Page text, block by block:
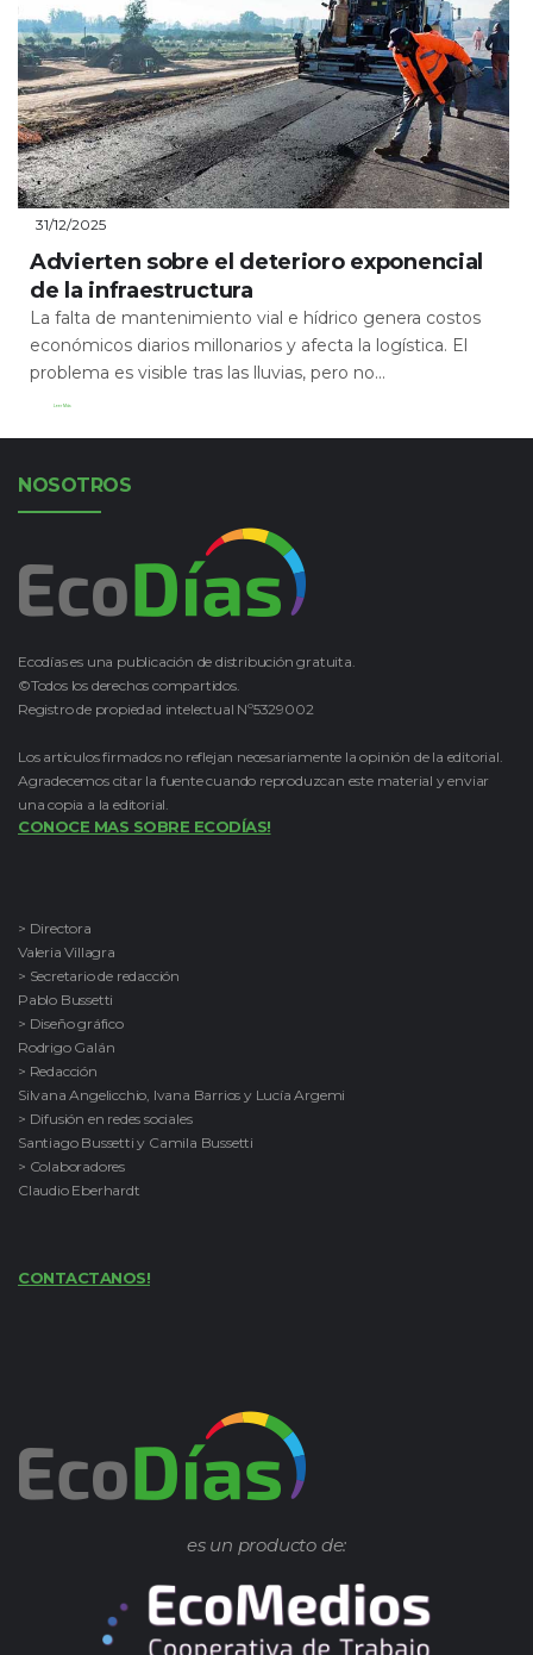
31/12/2025
Advierten sobre el deterioro exponencial
de la infraestructura
La falta de mantenimiento vial e hídrico genera costos
económicos diarios millonarios y afecta la logística. El
problema es visible tras las lluvias, pero no...
Leer Más
NOSOTROS
Ecodías es una publicación de distribución gratuita.
©Todos los derechos compartidos.
Registro de propiedad intelectual Nº5329002
Los artículos firmados no reflejan necesariamente la opinión de la editorial.
Agradecemos citar la fuente cuando reproduzcan este material y enviar
una copia a la editorial.
CONOCE MAS SOBRE ECODÍAS!
> Directora
Valeria Villagra
> Secretario de redacción
Pablo Bussetti
> Diseño gráfico
Rodrigo Galán
> Redacción
Silvana Angelicchio, Ivana Barrios y Lucía Argemi
> Difusión en redes sociales
Santiago Bussetti y Camila Bussetti
> Colaboradores
Claudio Eberhardt
CONTACTANOS!
es un producto de: